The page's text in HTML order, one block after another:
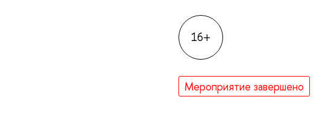
16+
Мероприятие завершено